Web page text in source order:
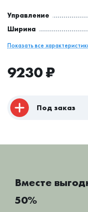
Управление
Ширина
Показать все
9230₽
Под заказ
Вместе
50%